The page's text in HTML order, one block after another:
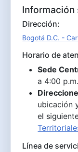
Información
Dirección:
Bogotá D.C. -
Horario de
Sede
a 4:00
ubicación
el
Línea de